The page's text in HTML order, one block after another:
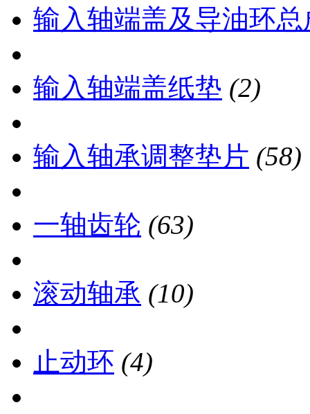
输入轴端盖及导油环总
输入轴端盖纸垫 (2)
输入轴承调整垫片 (58)
一轴齿轮 (63)
滚动轴承 (10)
止动环 (4)